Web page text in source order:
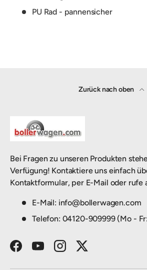
PU Rad - pannensicher
Zurück nach oben
Bei Fragen zu unseren Produkten
Verfügung! Kontaktiere uns einfach
Kontaktformular, per E-Mail oder rufe
E-Mail: info@bollerwagen.com
Telefon: 04120-909999 (Mo -
FacebookYouTubeInstagramTwitter